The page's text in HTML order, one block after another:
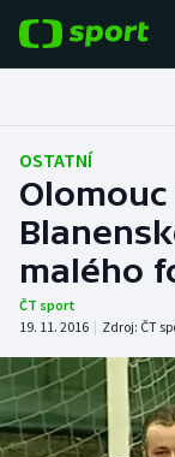
Fotbal
Hokej
Tenis
Atletika
Cyklistika
DALŠÍ SPORTY
OSTATNÍ
malého
ČT sport
19. 11. 2016 | Zdroj: ČT